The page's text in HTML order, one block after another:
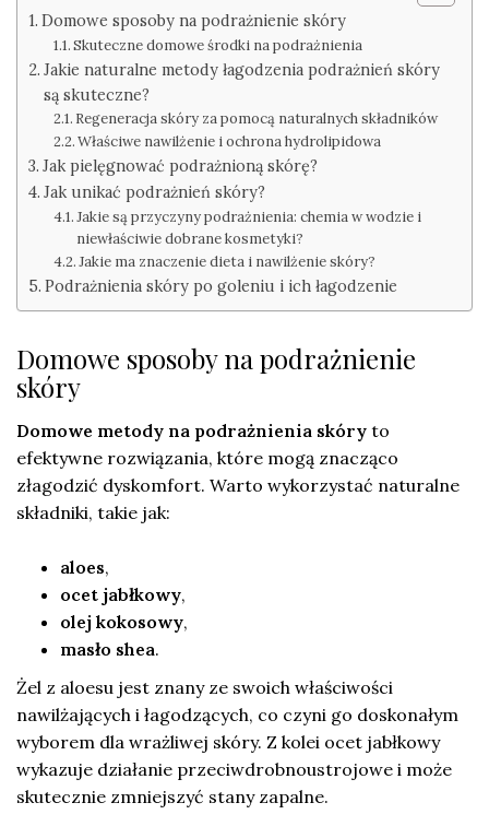
Domowe sposoby na podrażnienie skóry
Skuteczne domowe środki na podrażnienia
Jakie naturalne metody łagodzenia podrażnień skóry
są skuteczne?
Regeneracja skóry za pomocą naturalnych składników
Właściwe nawilżenie i ochrona hydrolipidowa
Jak pielęgnować podrażnioną skórę?
Jak unikać podrażnień skóry?
Jakie są przyczyny podrażnienia: chemia w wodzie i
niewłaściwie dobrane kosmetyki?
Jakie ma znaczenie dieta i nawilżenie skóry?
Podrażnienia skóry po goleniu i ich łagodzenie
Domowe sposoby na podrażnienie
skóry
Domowe metody na podrażnienia skóry to
efektywne rozwiązania, które mogą znacząco
złagodzić dyskomfort. Warto wykorzystać naturalne
składniki, takie jak:
aloes,
ocet jabłkowy,
olej kokosowy,
masło shea.
Żel z aloesu jest znany ze swoich właściwości
nawilżających i łagodzących, co czyni go doskonałym
wyborem dla wrażliwej skóry. Z kolei ocet jabłkowy
wykazuje działanie przeciwdrobnoustrojowe i może
skutecznie zmniejszyć stany zapalne.